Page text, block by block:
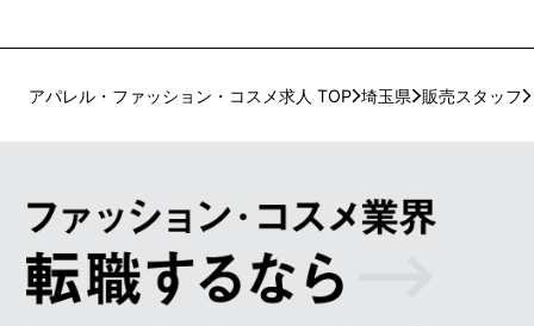
アパレル・ファッション・コスメ求人 TOP 埼玉県 販売スタッフ